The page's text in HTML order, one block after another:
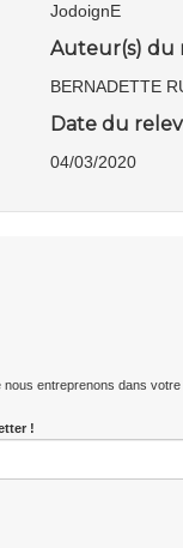
JodoignE
Auteur(s) du
BERNADETTE
Date du
04/03/2020
entreprenons dans votre
!